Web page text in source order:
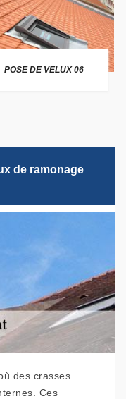
POSE DE VELUX 06
de ramonage
des crasses
Ces